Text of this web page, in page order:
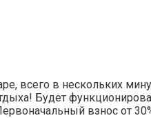
всего в нескольких
Будет
взнос от